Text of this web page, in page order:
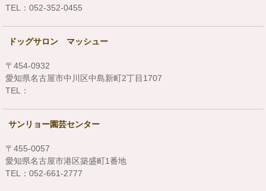
TEL：052-352-0455
ドッグサロン マッシュー
〒454-0932
愛知県名古屋市中川区中島新町2丁目1707
TEL：
サンリョー園芸センター
〒455-0057
愛知県名古屋市港区築盛町1番地
TEL：052-661-2777